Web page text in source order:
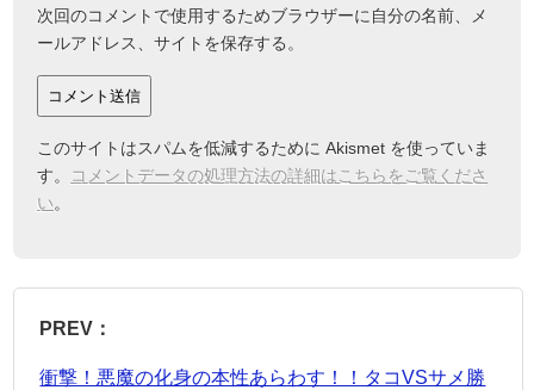
次回のコメントで使用するためブラウザーに自分の名前、メ
ールアドレス、サイトを保存する。
このサイトはスパムを低減するために Akismet を使っていま
す。
コメントデータの処理方法の詳細はこちらをご覧くださ
い。
PREV：
衝撃！悪魔の化身の本性あらわす！！タコVSサメ勝